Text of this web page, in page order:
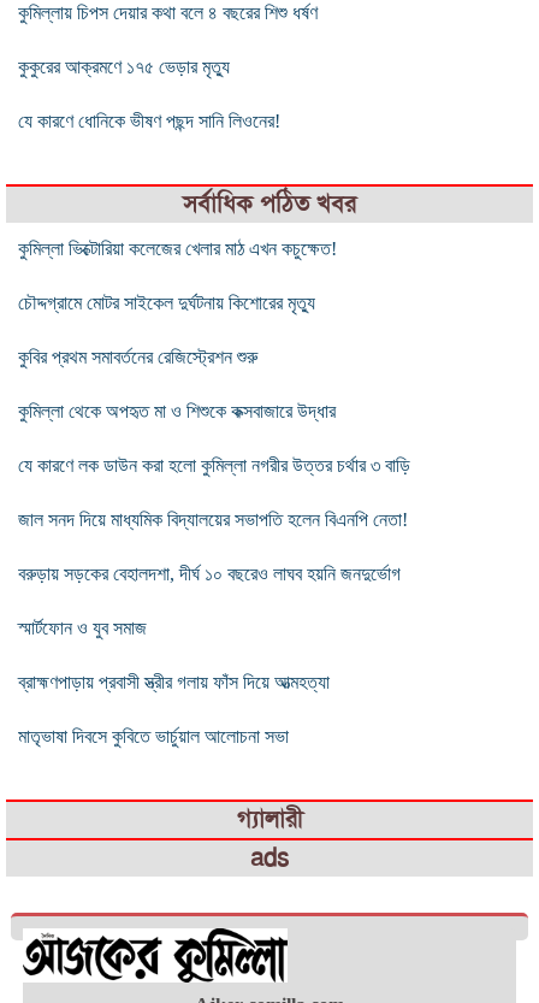
কুমিল্লায় চিপস দেয়ার কথা বলে ৪ বছরের শিশু ধর্ষণ
কুকুরের আক্রমণে ১৭৫ ভেড়ার মৃত্যু
যে কারণে ধোনিকে ভীষণ পছন্দ সানি লিওনের!
সর্বাধিক পঠিত খবর
কুমিল্লা ভিক্টোরিয়া কলেজের খেলার মাঠ এখন কচুক্ষেত!
চৌদ্দগ্রামে মোটর সাইকেল দুর্ঘটনায় কিশোরের মৃত্যু
কুবির প্রথম সমাবর্তনের রেজিস্ট্রেশন শুরু
কুমিল্লা থেকে অপহৃত মা ও শিশুকে কক্সবাজারে উদ্ধার
যে কারণে লক ডাউন করা হলো কুমিল্লা নগরীর উত্তর চর্থার ৩ বাড়ি
জাল সনদ দিয়ে মাধ্যমিক বিদ্যালয়ের সভাপতি হলেন বিএনপি নেতা!
বরুড়ায় সড়কের বেহালদশা, দীর্ঘ ১০ বছরেও লাঘব হয়নি জনদুর্ভোগ
স্মার্টফোন ও যুব সমাজ
ব্রাহ্মণপাড়ায় প্রবাসী স্ত্রীর গলায় ফাঁস দিয়ে আত্মহত্যা
মাতৃভাষা দিবসে কুবিতে ভার্চুয়াল আলোচনা সভা
গ্যালারী
ads